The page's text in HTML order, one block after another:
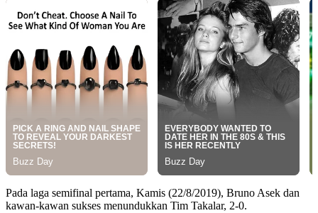
Pada laga semifinal pertama, Kamis (22/8/2019), Bruno Asek dan
kawan-kawan sukses menundukkan Tim Takalar, 2-0.